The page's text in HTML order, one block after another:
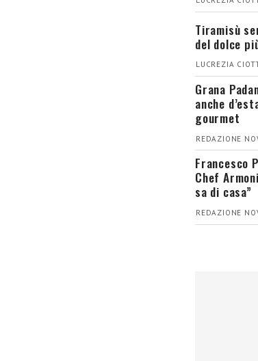
Tiramisù
del dolce
LUCREZIA
Grana
anche
gourmet
REDAZIONE
Francesco
Chef
sa di casa”
REDAZIONE